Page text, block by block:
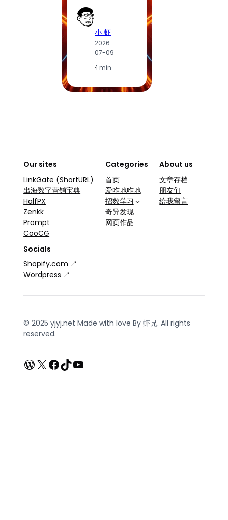
小 虾
2026-
07-09
·1 min
Our sites
LinkGate (ShortURL)
出海数字营销宝典
HalfPX
Zenkk
Prompt
CooCG
Categories
首页
爱咋地咋地
招数学习
奇异发现
网页作品
About us
文章存档
朋友们
给我留言
Socials
Shopify.com ↗
Wordpress ↗
© 2025 yjyj.net Made with love By 虾兄. All rights
reserved.
WordPress
X Facebook
TikTokYouTube